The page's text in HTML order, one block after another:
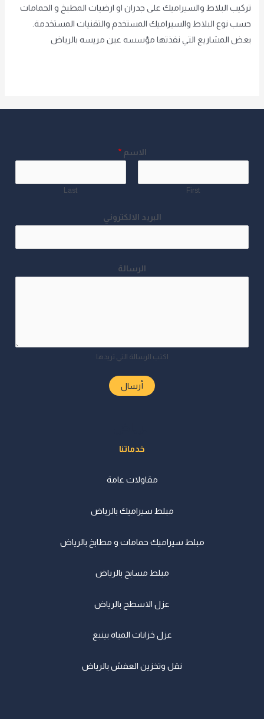
تركيب البلاط والسيراميك على جدران او ارضيات المطبخ و الحمامات
حسب نوع البلاط والسيراميك المستخدم والتقنيات المستخدمة.
بعض المشاريع التي نفذتها مؤسسه عين مريسه بالرياض
الاسم*
First
Last
البريد الالكتروني
الرسالة
اكتب الرسالة التي تريدها
أرسال
خدماتنا
مقاولات عامة
مبلط سيراميك بالرياض
مبلط سيراميك حمامات و مطابخ بالرياض
مبلط مسابح بالرياض
عزل الاسطح بالرياض
عزل خزانات المياه بينبع
نقل وتخزين العفش بالرياض